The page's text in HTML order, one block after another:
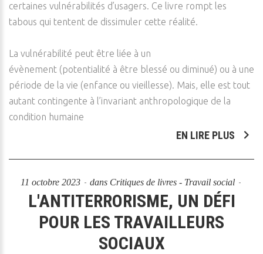
certaines vulnérabilités d’usagers. Ce livre rompt les
tabous qui tentent de dissimuler cette réalité.
La vulnérabilité peut être liée à un
évènement (potentialité à être blessé ou diminué) ou à une
période de la vie (enfance ou vieillesse). Mais, elle est tout
autant contingente à l’invariant anthropologique de la
condition humaine
EN LIRE PLUS
11 octobre 2023 dans Critiques de livres - Travail social
L'ANTITERRORISME, UN DÉFI
POUR LES TRAVAILLEURS
SOCIAUX